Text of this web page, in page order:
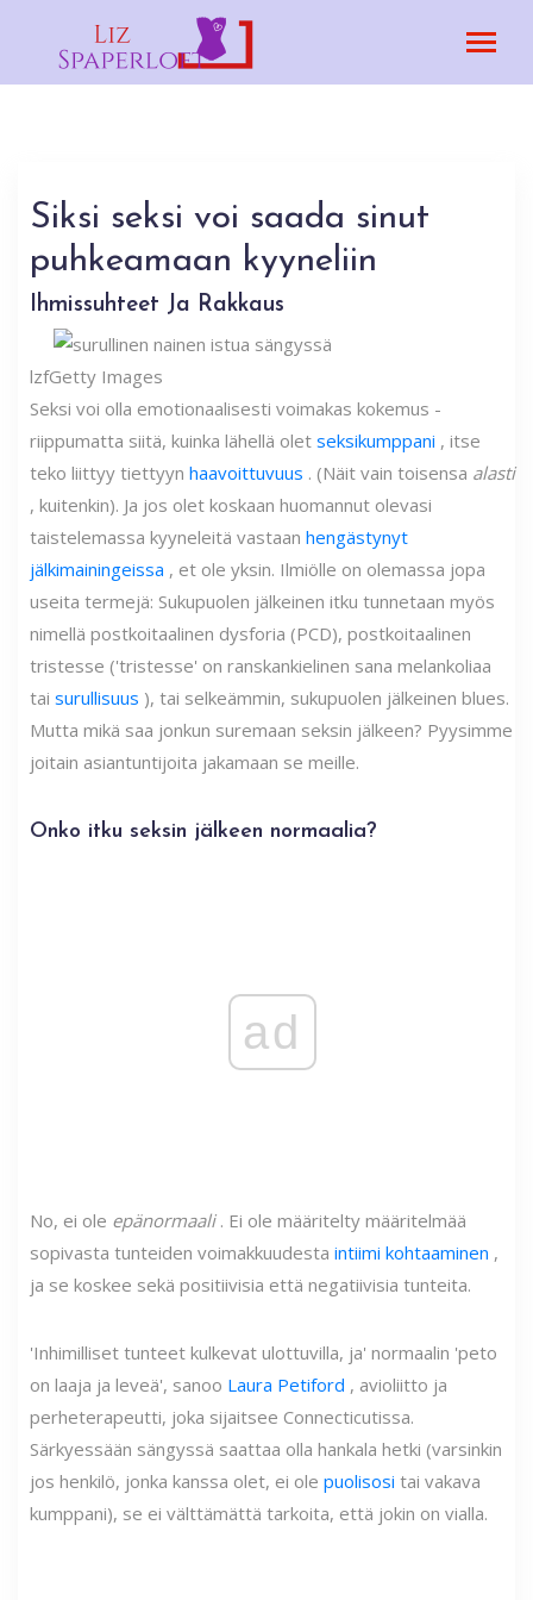
Siksi seksi voi saada sinut
puhkeamaan kyyneliin
Ihmissuhteet Ja Rakkaus
lzfGetty Images
Seksi voi olla emotionaalisesti voimakas kokemus -
riippumatta siitä, kuinka lähellä olet seksikumppani , itse
teko liittyy tiettyyn haavoittuvuus . (Näit vain toisensa alasti
, kuitenkin). Ja jos olet koskaan huomannut olevasi
taistelemassa kyyneleitä vastaan hengästynyt
jälkimainingeissa , et ole yksin. Ilmiölle on olemassa jopa
useita termejä: Sukupuolen jälkeinen itku tunnetaan myös
nimellä postkoitaalinen dysforia (PCD), postkoitaalinen
tristesse ('tristesse' on ranskankielinen sana melankoliaa
tai surullisuus ), tai selkeämmin, sukupuolen jälkeinen blues.
Mutta mikä saa jonkun suremaan seksin jälkeen? Pyysimme
joitain asiantuntijoita jakamaan se meille.
Onko itku seksin jälkeen normaalia?
ad
No, ei ole epänormaali. Ei ole määritelty määritelmää
sopivasta tunteiden voimakkuudesta intiimi kohtaaminen ,
ja se koskee sekä positiivisia että negatiivisia tunteita.
'Inhimilliset tunteet kulkevat ulottuvilla, ja' normaalin 'peto
on laaja ja leveä', sanoo Laura Petiford , avioliitto ja
perheterapeutti, joka sijaitsee Connecticutissa.
Särkyessään sängyssä saattaa olla hankala hetki (varsinkin
jos henkilö, jonka kanssa olet, ei ole puolisosi tai vakava
kumppani), se ei välttämättä tarkoita, että jokin on vialla.